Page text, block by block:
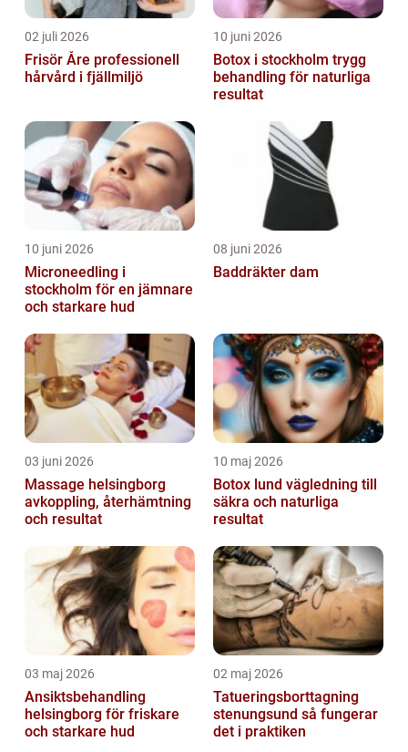
02 juli 2026
Frisör Åre professionell
hårvård i fjällmiljö
10 juni 2026
Botox i stockholm trygg
behandling för naturliga
resultat
10 juni 2026
Microneedling i
stockholm för en jämnare
och starkare hud
08 juni 2026
Baddräkter dam
03 juni 2026
Massage helsingborg
avkoppling, återhämtning
och resultat
10 maj 2026
Botox lund vägledning till
säkra och naturliga
resultat
03 maj 2026
Ansiktsbehandling
helsingborg för friskare
och starkare hud
02 maj 2026
Tatueringsborttagning
stenungsund så fungerar
det i praktiken